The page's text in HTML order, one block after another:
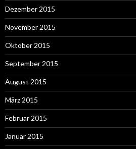
Dezember 2015
November 2015
Oktober 2015
September 2015
August 2015
März 2015
Februar 2015
Januar 2015